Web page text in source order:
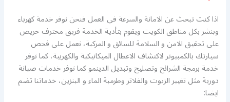
اذا كنت تبحث عن الامانة والسرعة في العمل فنحن نوفر خدمة كهرباء
وبنشر بكل مناطق الكويت ويقوم بتأدية الخدمة فريق محترف حريص
على تحقيق الامن و السلامة للسائق و المركبة، نعمل على فحص
سيارتك بالكمبيوتر لاكتشاف الاعطال الميكانيكية والكهربية، كما نوفر
خدمة برمجة الشرائح وتصليح وتبديل الدينمو كما نوفر خدمات صيانة
دورية مثل تغيير الزيوت والفلاتر وطرمبة الماء و البنزين، خدماتنا تضم
ايضا: